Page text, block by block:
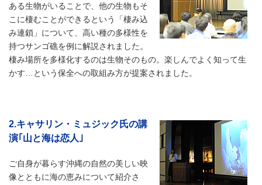
ある生物がいることで、他の生物もそ
こに棲むことができるという「棲み込
み連鎖」について、高い種の多様性を
持つサンゴ礁を例に解説されました。
棲み場所を多様化するのは生物そのもの。楽しんでよく知って生
かす…という保全への取組み方が提案されました。
2.キャサリン・ミュジック氏の講
演｢山と海は恋人｣
ご自身が暮らす沖縄の自然の美しい映
像とともに海の恵みについて紹介さ